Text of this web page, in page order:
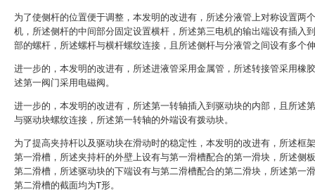
为了使侧杆的位置便于调整，本发明的改进有，所述分液管上对称设置两
机，所述侧杆的中间部分固定设置横杆，所述第三电机的输出端设有插入
部的螺杆，所述螺杆与横杆螺纹连接，且所述侧杆与分液管之间设有多个
进一步的，本发明的改进有，所述进液管采用金属管，所述转接管采用橡
述第一阀门采用电磁阀。
进一步的，本发明的改进有，所述第一转轴插入到驱动块的内部，且所述
与驱动块螺纹连接，所述第一转轴的外端设有拨动块。
为了提高夹持杆以及驱动块在滑动时的稳定性，本发明的改进有，所述框
第一滑槽，所述夹持杆的外壁上设有与第一滑槽配合的第一滑块，所述侧
第二滑槽，所述驱动块的下端设有与第二滑槽配合的第二滑块，所述第一
第二滑槽的截面均为T形。